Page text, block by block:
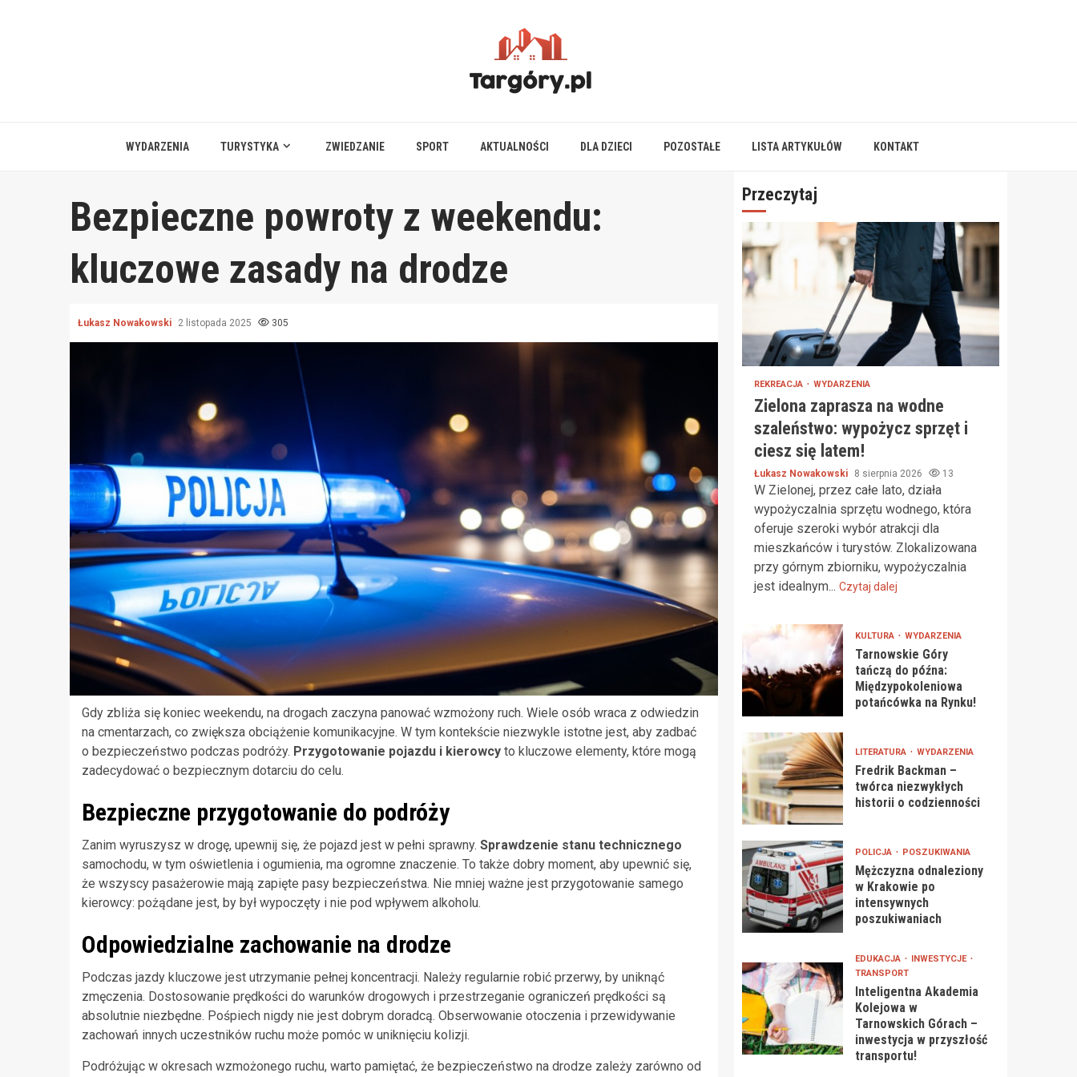
WYDARZENIA TURYSTYKA ZWIEDZANIE SPORT AKTUALNOŚCI DLA DZIECI POZOSTAŁE LISTA ARTYKUŁÓW KONTAKT
Bezpieczne powroty z weekendu:
kluczowe zasady na drodze
Łukasz Nowakowski 2 listopada 2025 305
Gdy zbliża się koniec weekendu, na drogach zaczyna panować wzmożony ruch. Wiele osób wraca z odwiedzin
na cmentarzach, co zwiększa obciążenie komunikacyjne. W tym kontekście niezwykle istotne jest, aby zadbać
o bezpieczeństwo podczas podróży. Przygotowanie pojazdu i kierowcy to kluczowe elementy, które mogą
zadecydować o bezpiecznym dotarciu do celu.
Bezpieczne przygotowanie do podróży
Zanim wyruszysz w drogę, upewnij się, że pojazd jest w pełni sprawny. Sprawdzenie stanu technicznego
samochodu, w tym oświetlenia i ogumienia, ma ogromne znaczenie. To także dobry moment, aby upewnić się,
że wszyscy pasażerowie mają zapięte pasy bezpieczeństwa. Nie mniej ważne jest przygotowanie samego
kierowcy: pożądane jest, by był wypoczęty i nie pod wpływem alkoholu.
Odpowiedzialne zachowanie na drodze
Podczas jazdy kluczowe jest utrzymanie pełnej koncentracji. Należy regularnie robić przerwy, by uniknąć
zmęczenia. Dostosowanie prędkości do warunków drogowych i przestrzeganie ograniczeń prędkości są
absolutnie niezbędne. Pośpiech nigdy nie jest dobrym doradcą. Obserwowanie otoczenia i przewidywanie
zachowań innych uczestników ruchu może pomóc w uniknięciu kolizji.
Podróżując w okresach wzmożonego ruchu, warto pamiętać, że bezpieczeństwo na drodze zależy zarówno od
Przeczytaj
REKREACJA WYDARZENIA
Zielona zaprasza na wodne
szaleństwo: wypożycz sprzęt i
ciesz się latem!
Łukasz Nowakowski 8 sierpnia 2026 13
W Zielonej, przez całe lato, działa
wypożyczalnia sprzętu wodnego, która
oferuje szeroki wybór atrakcji dla
mieszkańców i turystów. Zlokalizowana
przy górnym zbiorniku, wypożyczalnia
jest idealnym... Czytaj dalej
KULTURA WYDARZENIA
Tarnowskie Góry
tańczą do późna:
Międzypokoleniowa
potańcówka na Rynku!
LITERATURA WYDARZENIA
Fredrik Backman –
twórca niezwykłych
historii o codzienności
POLICJA POSZUKIWANIA
Mężczyzna odnaleziony
w Krakowie po
intensywnych
poszukiwaniach
EDUKACJA
INWESTYCJE
TRANSPORT
Inteligentna Akademia
Kolejowa w
Tarnowskich Górach –
inwestycja w przyszłość
transportu!